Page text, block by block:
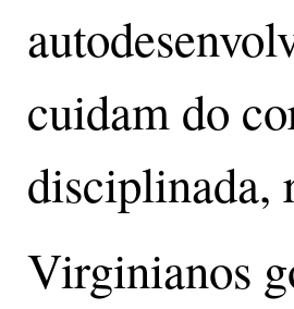
cuidam do
disciplinada,
Virginianos